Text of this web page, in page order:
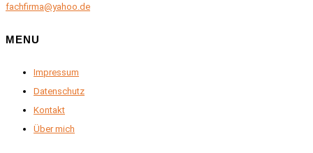
fachfirma@yahoo.de
MENU
Impressum
Datenschutz
Kontakt
Über mich